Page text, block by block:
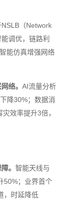
NSLB（Network
调优，链路利
能仿真增强网络
络。 AI流量分析
降30%；数据消
效率提升3倍，
。 智能天线与
50%；业界首个
，时延降低